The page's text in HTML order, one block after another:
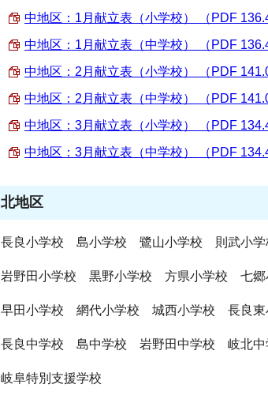
中地区：1月献立表（小学校） （PDF
中地区：1月献立表（中学校） （PDF
中地区：2月献立表（小学校） （PDF
中地区：2月献立表（中学校） （PDF
中地区：3月献立表（小学校） （PDF
中地区：3月献立表（中学校） （PDF
北地区
長良小学校 島小学校 鷺山小学校 則武小
岩野田小学校 黒野小学校 方県小学校 七
早田小学校 網代小学校 城西小学校 長良
長良中学校 島中学校 岩野田中学校 岐北
岐阜特別支援学校